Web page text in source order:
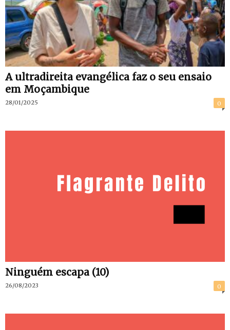
A ultradireita evangélica faz o seu ensaio
em Moçambique
28/01/2025 0
Ninguém escapa (10)
26/08/2023 0